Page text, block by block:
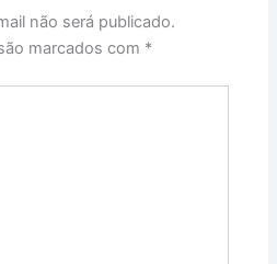
não será publicado.
marcados com *